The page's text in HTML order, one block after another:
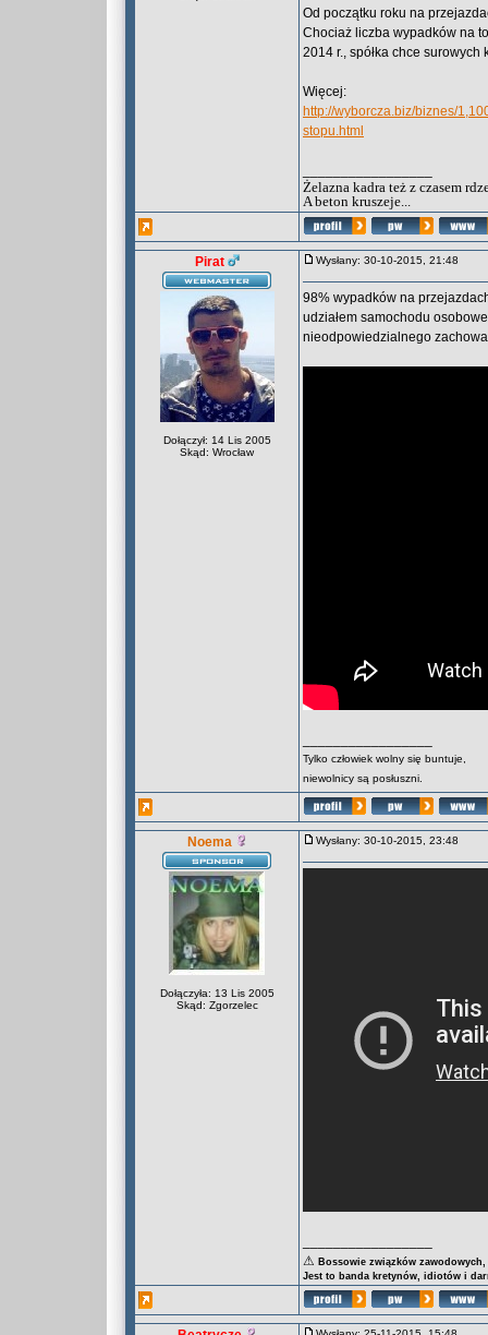
Od początku roku na
Chociaż liczba wypadków na
2014 r., spółka chce surowych
Więcej:
http://wyborcza.biz/biznes/
stopu.html
Żelazna kadra też z czasem
A beton kruszeje...
Pirat
Dołączył: 14 Lis 2005
Skąd: Wrocław
Wysłany: 30-10-2015, 21:48
98% wypadków na
udziałem samochodu
nieodpowiedzialnego
Tylko człowiek wolny się buntuje,
niewolnicy są posłuszni.
Noema
Dołączyła: 13 Lis 2005
Skąd: Zgorzelec
Wysłany: 30-10-2015, 23:48
⚠ Bossowie związków
Jest to banda kretynów, idiotów i